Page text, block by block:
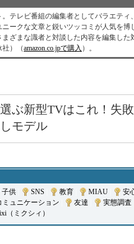
テレビ番組の編集者としてバラエテ
ークな文章と鋭いツッコミが人気を
ざまな識者と対談した内容を編集した
）（amazon.co.jpで購入 ）。
ぶ新型TVはこれ！失
モデル
子供 SNS 教育 MIAU 安
ミュニケーション 友達 実態調査
（ミクシィ）